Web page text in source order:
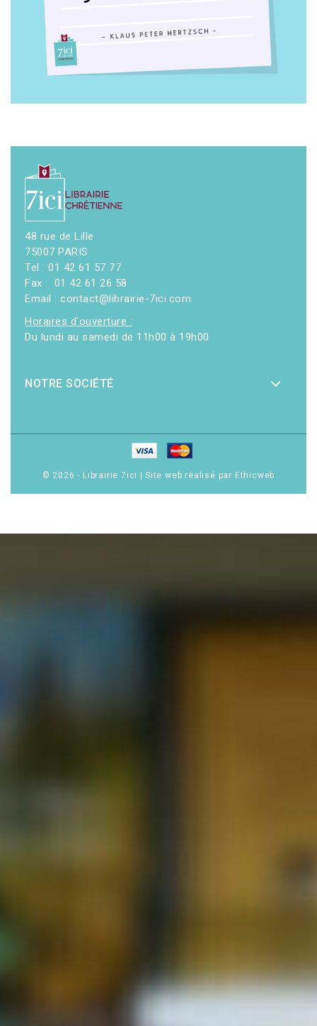
48 rue de Lille
75007 PARIS
Tel : 01 42 61 57 77
Fax : 01 42 61 26 58
Email : contact@librairie-7ici.com
Horaires d'ouverture :
Du lundi au samedi de 11h00 à 19h00
NOTRE SOCIÉTÉ
© 2026 - Librairie 7ici Site web réalisé par Ethicweb